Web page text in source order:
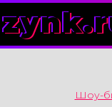
Шоу-